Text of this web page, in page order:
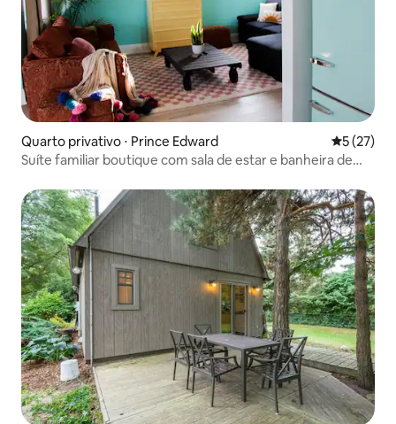
Quarto privativo ⋅ Prince Edward 5 de uma
5 (27)
Suíte familiar boutique com sala de estar e banheira de